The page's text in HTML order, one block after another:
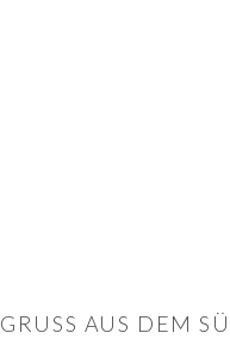
AUS DEM